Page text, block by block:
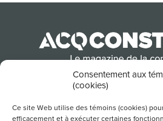
Consentement aux
(cookies)
Ce site Web utilise des témoins (cookies)
efficacement et à exécuter certaines
Québec